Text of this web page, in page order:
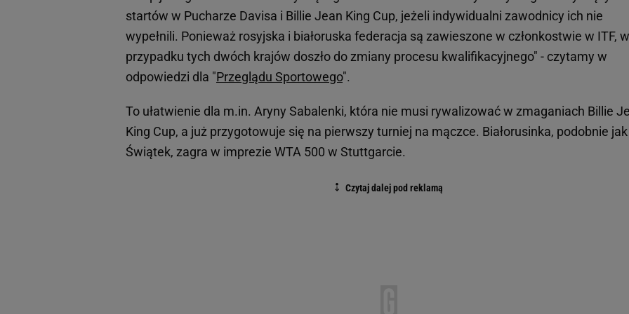
startów w Pucharze Davisa i Billie Jean King Cup, jeżeli indywidualni zawodnicy ich nie
wypełnili. Ponieważ rosyjska i białoruska federacja są zawieszone w członkostwie w ITF, w
przypadku tych dwóch krajów doszło do zmiany procesu kwalifikacyjnego" - czytamy w
odpowiedzi dla "Przeglądu Sportowego".
To ułatwienie dla m.in. Aryny Sabalenki, która nie musi rywalizować w zmaganiach Billie
King Cup, a już przygotowuje się na pierwszy turniej na mączce. Białorusinka, podobnie
Świątek, zagra w imprezie WTA 500 w Stuttgarcie.